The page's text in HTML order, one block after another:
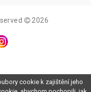
2026
cookie k zajištění jeho